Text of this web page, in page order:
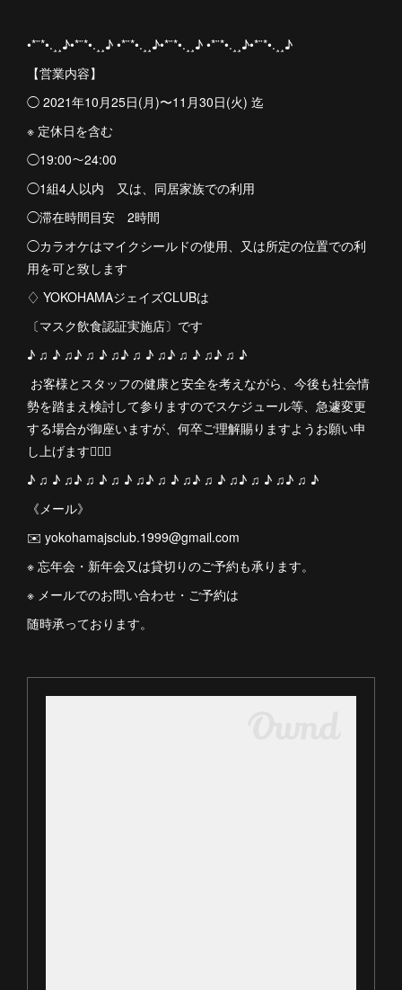
•*¨*•.¸¸♪•*¨*•.¸¸♪ •*¨*•.¸¸♪•*¨*•.¸¸♪ •*¨*•.¸¸♪•*¨*•.¸¸♪
【営業内容】
◯ 2021年10月25日(月)〜11月30日(火) 迄
※ 定休日を含む
◯19:00〜24:00
◯1組4人以内 又は、同居家族での利用
◯滞在時間目安 2時間
◯カラオケはマイクシールドの使用、又は所定の位置での利
用を可と致します
♢ YOKOHAMAジェイズCLUBは
〔マスク飲食認証実施店〕です
♪ ♫ ♪ ♫♪ ♫ ♪ ♫♪ ♫ ♪ ♫♪ ♫ ♪ ♫♪ ♫ ♪
お客様とスタッフの健康と安全を考えながら、今後も社会情
勢を踏まえ検討して参りますのでスケジュール等、急遽変更
する場合が御座いますが、何卒ご理解賜りますようお願い申
し上げます🙇🏻‍♀️
♪ ♫ ♪ ♫♪ ♫ ♪ ♫ ♪ ♫♪ ♫ ♪ ♫♪ ♫ ♪ ♫♪ ♫ ♪ ♫♪ ♫ ♪
《メール》
✉️ yokohamajsclub.1999@gmail.com
※ 忘年会・新年会又は貸切りのご予約も承ります。
※ メールでのお問い合わせ・ご予約は
随時承っております。